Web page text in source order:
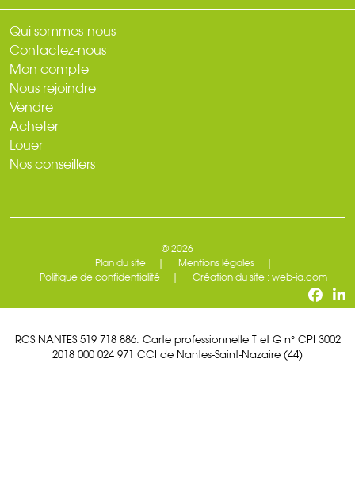
Qui sommes-nous
Contactez-nous
Mon compte
Nous rejoindre
Vendre
Acheter
Louer
Nos conseillers
© 2026
Plan du site
Mentions légales
Politique de confidentialité
Création du site : web-ia.com
RCS NANTES 519 718 886. Carte professionnelle T et G n° CPI 3002
2018 000 024 971 CCI de Nantes-Saint-Nazaire (44)